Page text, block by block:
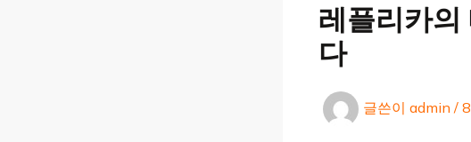
레플리카의
다
글쓴이 admin /